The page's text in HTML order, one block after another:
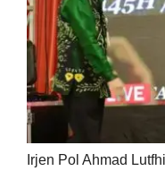
Irjen Pol Ahmad